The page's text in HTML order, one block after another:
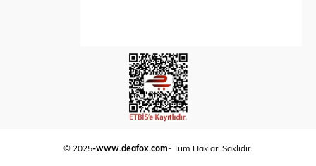
© 2025-www.deafox.com- Tüm Hakları Saklıdır.